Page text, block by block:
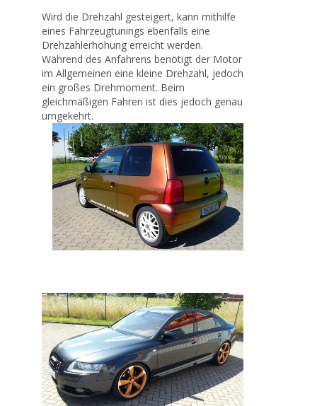
Wird die Drehzahl gesteigert, kann mithilfe
eines Fahrzeugtunings ebenfalls eine
Drehzahlerhöhung erreicht werden.
Während des Anfahrens benötigt der Motor
im Allgemeinen eine kleine Drehzahl, jedoch
ein großes Drehmoment. Beim
gleichmäßigen Fahren ist dies jedoch genau
umgekehrt.